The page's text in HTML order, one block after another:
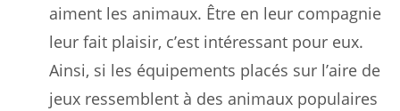
aiment les animaux. Être en leur compagnie
leur fait plaisir, c’est intéressant pour eux.
Ainsi, si les équipements placés sur l’aire de
jeux ressemblent à des animaux populaires